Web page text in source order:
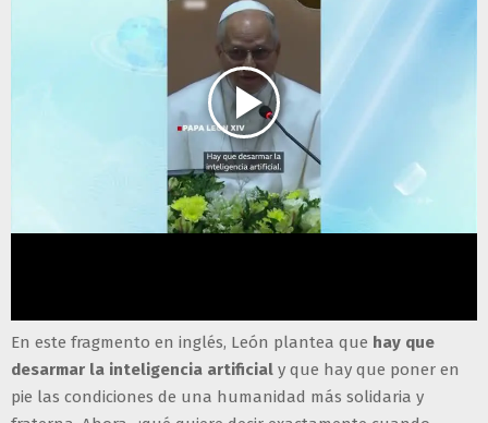
En este fragmento en inglés, León plantea que hay que
desarmar la inteligencia artificial y que hay que poner en
pie las condiciones de una humanidad más solidaria y